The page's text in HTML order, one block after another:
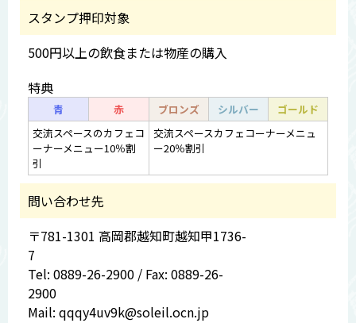
スタンプ押印対象
500円以上の飲食または物産の購入
特典
青 赤 ブロンズ シルバー
ゴールド
交流スペースのカフェコ
ーナーメニュー10％割
引
交流スペースカフェコーナーメニュ
ー20％割引
問い合わせ先
〒781-1301 高岡郡越知町越知甲1736-
7
Tel: 0889-26-2900 / Fax: 0889-26-
2900
Mail: qqqy4uv9k@soleil.ocn.jp